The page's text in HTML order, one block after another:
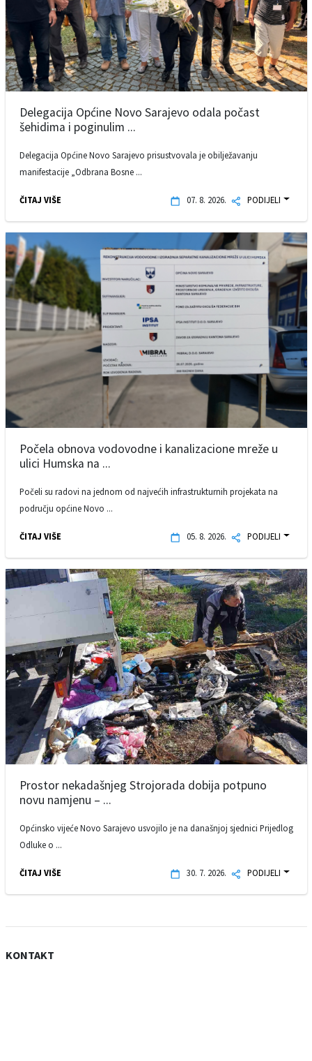
Delegacija Općine Novo Sarajevo odala počast
šehidima i poginulim ...
Delegacija Općine Novo Sarajevo prisustvovala je obilježavanju
manifestacije „Odbrana Bosne ...
ČITAJ VIŠE 07. 8. 2026. PODIJELI
Počela obnova vodovodne i kanalizacione mreže u
ulici Humska na ...
Počeli su radovi na jednom od najvećih infrastrukturnih projekata na
području općine Novo ...
ČITAJ VIŠE 05. 8. 2026. PODIJELI
Prostor nekadašnjeg Strojorada dobija potpuno
novu namjenu – ...
Općinsko vijeće Novo Sarajevo usvojilo je na današnjoj sjednici Prijedlog
Odluke o ...
ČITAJ VIŠE 30. 7. 2026. PODIJELI
KONTAKT